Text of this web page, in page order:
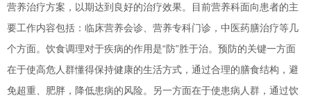
营养治疗方案，以期达到良好的治疗效果。目前营养科面向患者的主
要工作内容包括：临床营养会诊、营养专科门诊，中医药膳治疗等几
个方面。饮食调理对于疾病的作用是“防”胜于治。预防的关键一方面
在于使高危人群懂得保持健康的生活方式，通过合理的膳食结构，避
免超重、肥胖，降低患病的风险。另一方面在于使患病人群，通过饮